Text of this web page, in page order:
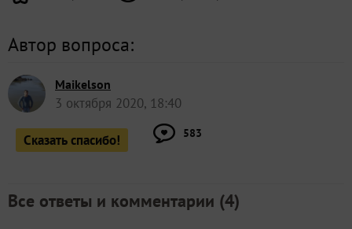
Автор вопроса:
Maikelson
3 октября 2020, 18:40
Сказать спасибо! 583
Все ответы и комментарии (4)